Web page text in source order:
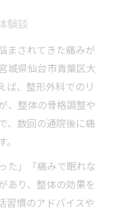
験談
まされてきた痛みが
城県仙台市青葉区大
ば、整形外科でのリ
、整体の骨格調整や
、数回の通院後に痛
た」「痛みで眠れな
あり、整体の効果を
習慣のアドバイスや